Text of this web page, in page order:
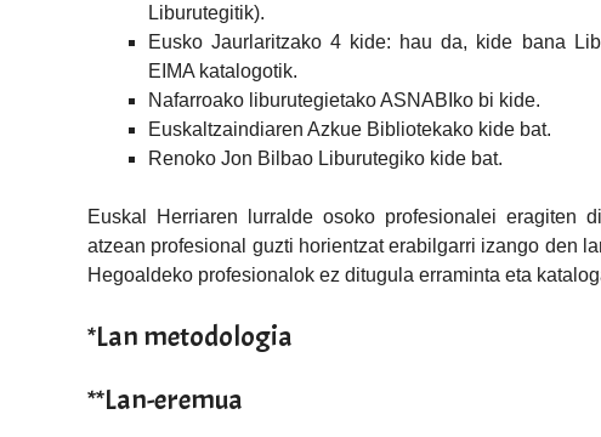
Liburutegitik).
Eusko Jaurlaritzako 4 kide: hau da, kide bana
EIMA katalogotik.
Nafarroako liburutegietako ASNABIko bi kide.
Euskaltzaindiaren Azkue Bibliotekako kide bat.
Renoko Jon Bilbao Liburutegiko kide bat.
Euskal Herriaren lurralde osoko profesionalei eragiten
atzean profesional guzti horientzat erabilgarri izango den
Hegoaldeko profesionalok ez ditugula erraminta eta
*Lan metodologia
**Lan-eremua